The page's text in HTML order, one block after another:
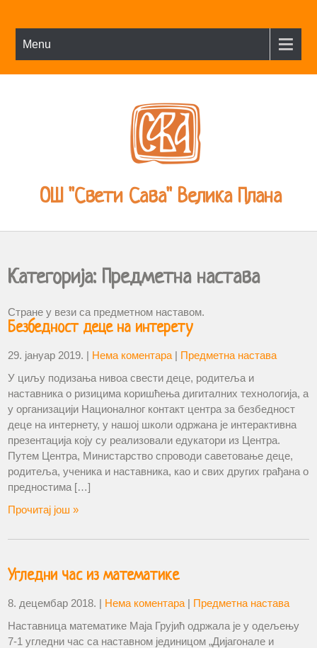
Menu
ОШ "Свети Сава" Велика Плана
Категорија: Предметна настава
Стране у вези са предметном наставом.
Безбедност деце на интерету
29. јануар 2019. | Нема коментара | Предметна настава
У циљу подизања нивоа свести деце, родитеља и
наставника о ризицима коришћења дигиталних технологија, а
у организацији Националног контакт центра за безбедност
деце на интернету, у нашој школи одржана је интерактивна
презентација коју су реализовали едукатори из Центра.
Путем Центра, Министарство спроводи саветовање деце,
родитеља, ученика и наставника, као и свих других грађана о
предностима […]
Прочитај још »
Угледни час из математике
8. децембар 2018. | Нема коментара | Предметна настава
Наставница математике Маја Грујић одржала је у одељењу
7-1 угледни час са наставном јединицом „Дијагонале и